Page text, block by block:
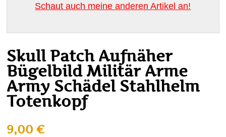
Schaut auch meine anderen Artikel an!
Skull Patch Aufnäher
Bügelbild Militär Arme
Army Schädel Stahlhelm
Totenkopf
9,00€